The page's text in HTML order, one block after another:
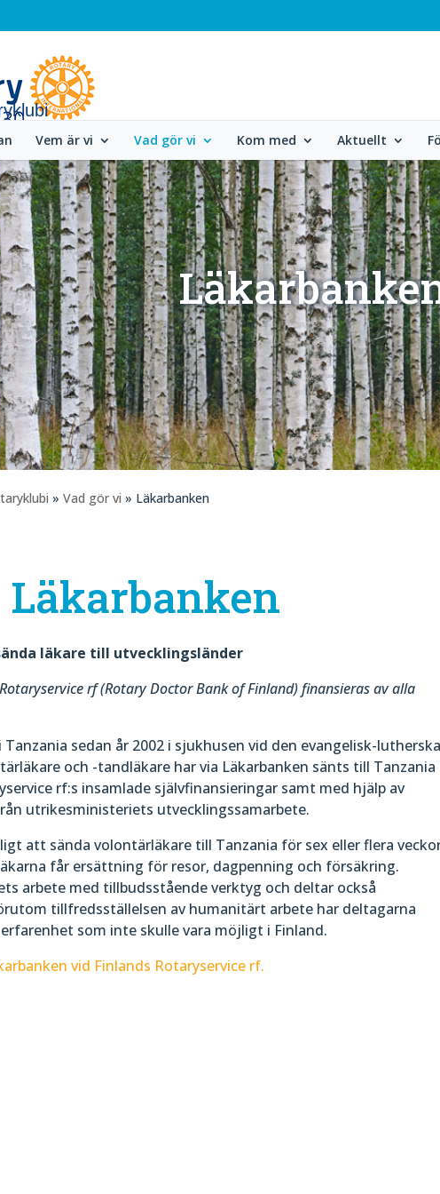
Vem är vi Vad gör vi Kom med Aktuellt
» Vad gör vi » Läkarbanken
Läkarbanken
läkare till utvecklingsländer
rf (Rotary Doctor Bank of Finland) finansieras av alla
sedan år 2002 i sjukhusen vid den evangelisk-lutherska
och -tandläkare har via Läkarbanken sänts till Tanzania
rf:s insamlade självfinansieringar samt med hjälp av
utrikesministeriets utvecklingssamarbete.
att sända volontärläkare till Tanzania för sex eller flera
får ersättning för resor, dagpenning och försäkring.
arbete med tillbudsstående verktyg och deltar också
tillfredsställelsen av humanitärt arbete har deltagarna
som inte skulle vara möjligt i Finland.
vid Finlands Rotaryservice rf.